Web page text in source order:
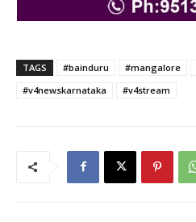
TAGS #bainduru #mangalore
#v4newskarnataka
#v4stream